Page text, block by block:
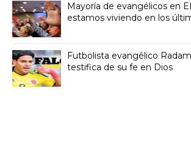
Mayoría de evangélicos en
estamos viviendo en los
Futbolista evangélico
testifica de su fe en Dios